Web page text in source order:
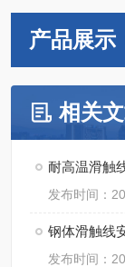
产品展示
相关
耐高温滑触
发布时间：
钢体滑触线
发布时间：